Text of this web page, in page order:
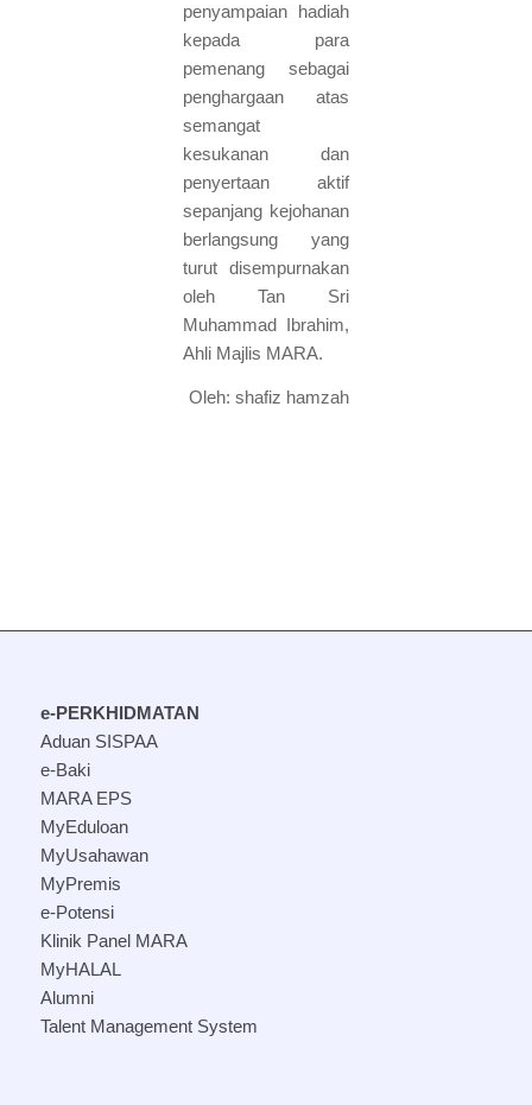
penyampaian hadiah
kepada para
pemenang sebagai
penghargaan atas
semangat
kesukanan dan
penyertaan aktif
sepanjang kejohanan
berlangsung yang
turut disempurnakan
oleh Tan Sri
Muhammad Ibrahim,
Ahli Majlis MARA.
Oleh: shafiz hamzah
e-PERKHIDMATAN
Aduan SISPAA
e-Baki
MARA EPS
MyEduloan
MyUsahawan
MyPremis
e-Potensi
Klinik Panel MARA
MyHALAL
Alumni
Talent Management System